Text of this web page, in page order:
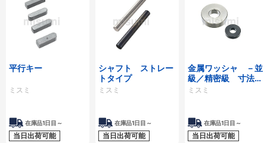
平行キー
ミスミ
在庫品1日目～
当日出荷可能
シャフト ストレー
トタイプ
ミスミ
在庫品1日目～
当日出荷可能
金属ワッシャ －並
級／精密級 寸法フ
リー指定タイプ－
ミスミ
在庫品1日目～
当日出荷可能